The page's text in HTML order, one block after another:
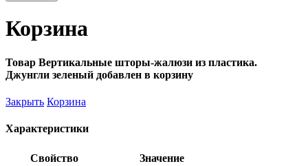
Корзина
Товар Вертикальные шторы-жалюзи из пластика.
Джунгли зеленый добавлен в корзину
Закрыть Корзина
Характеристики
Свойство
Значение